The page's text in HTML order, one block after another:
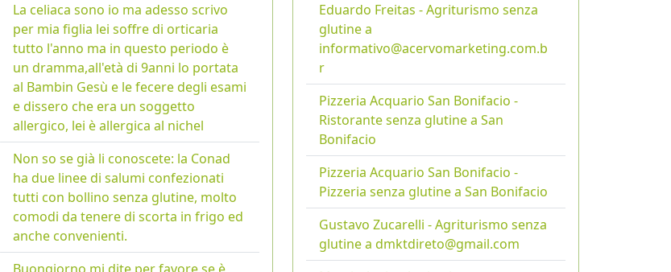
La celiaca sono io ma adesso scrivo
per mia figlia lei soffre di orticaria
tutto l'anno ma in questo periodo è
un dramma,all'età di 9anni lo portata
al Bambin Gesù e le fecere degli esami
e dissero che era un soggetto
allergico, lei è allergica al nichel
Non so se già li conoscete: la Conad
ha due linee di salumi confezionati
tutti con bollino senza glutine, molto
comodi da tenere di scorta in frigo ed
anche convenienti.
Eduardo Freitas - Agriturismo senza
glutine a
informativo@acervomarketing.com.b
r
Pizzeria Acquario San Bonifacio -
Ristorante senza glutine a San
Bonifacio
Pizzeria Acquario San Bonifacio -
Pizzeria senza glutine a San Bonifacio
Gustavo Zucarelli - Agriturismo senza
glutine a dmktdireto@gmail.com